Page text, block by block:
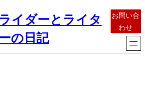
イダーとライタ
の日記
お問い合
わせ